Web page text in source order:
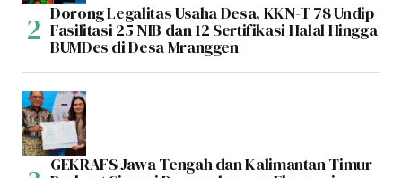
Dorong Legalitas Usaha Desa, KKN-T 78 Undip
Fasilitasi 25 NIB dan 12 Sertifikasi Halal Hingga
BUMDes di Desa Mranggen
GEKRAFS Jawa Tengah dan Kalimantan Timur